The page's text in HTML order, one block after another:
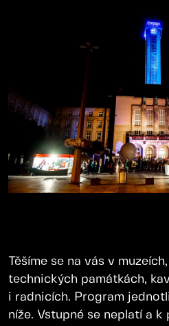
Těšíme se na vás v
technických památkách,
i radnicích. Program
níže. Vstupné se neplatí a